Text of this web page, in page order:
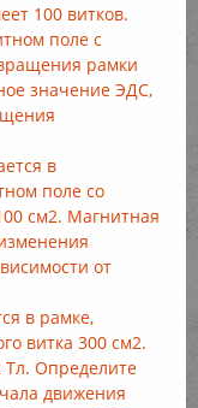
100 витков.
поле с
рамки
значение ЭДС,
в
поле со
см2. Магнитная
от
в рамке,
витка 300 см2.
Тл. Определите
движения